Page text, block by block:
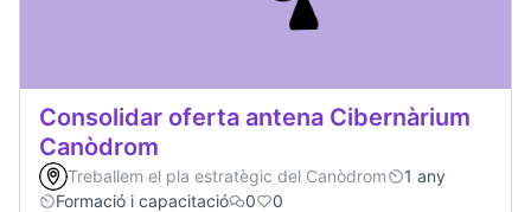
Consolidar oferta antena Cibernàrium
Canòdrom
Treballem el pla estratègic del Canòdrom
1 any
Formació i capacitació
0 0